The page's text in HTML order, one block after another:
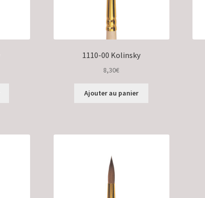
1110-00 Kolinsky
8,30€
Ajouter au panier